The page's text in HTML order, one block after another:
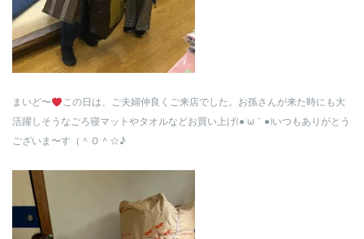
まいど〜
この日は、ご夫婦仲良くご来店でした。お孫さんが来た時にも大
活躍しそうなごろ寝マットやタオルなどお買い上げ(●´ω｀●)いつもありがとう
ございま〜す（＾Ｏ＾☆♪